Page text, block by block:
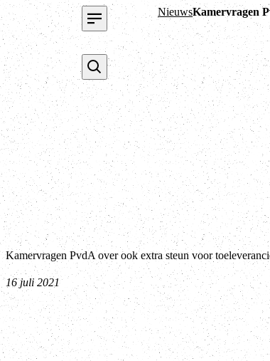
NieuwsKamervragen
Kamervragen PvdA over ook extra steun voor
16 juli 2021